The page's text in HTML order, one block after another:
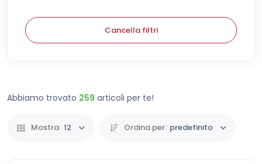
Cancella filtri
Abbiamo trovato 259 articoli per te!
Mostra: 12 Ordina per: predefinito